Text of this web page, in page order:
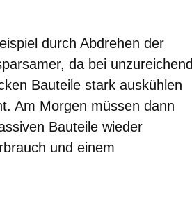
durch Abdrehen der
da bei unzureichend
Bauteile stark auskühlen
Am Morgen müssen dann
Bauteile wieder
und einem